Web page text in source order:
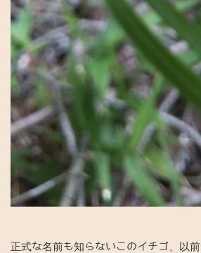
正式な名前も知らないこのイチゴ、以